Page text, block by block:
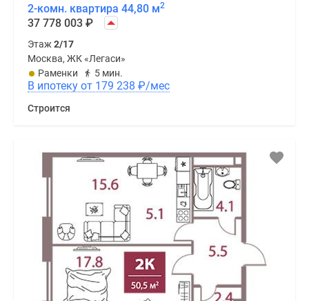
2-комн. квартира 44,80 м2
37 778 003 ₽
Этаж2/17
Москва, ЖК «Легаси»
Раменки
5 мин.
В ипотеку от 179 238 ₽/мес
Строится